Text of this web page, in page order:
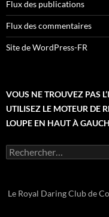
Flux des publications
Flux des commentaires
Site de WordPress-FR
VOUS NE TROUVEZ PAS
UTILISEZ LE MOTEUR DE
LOUPE EN HAUT À
Rechercher :
Le Royal Daring Club de